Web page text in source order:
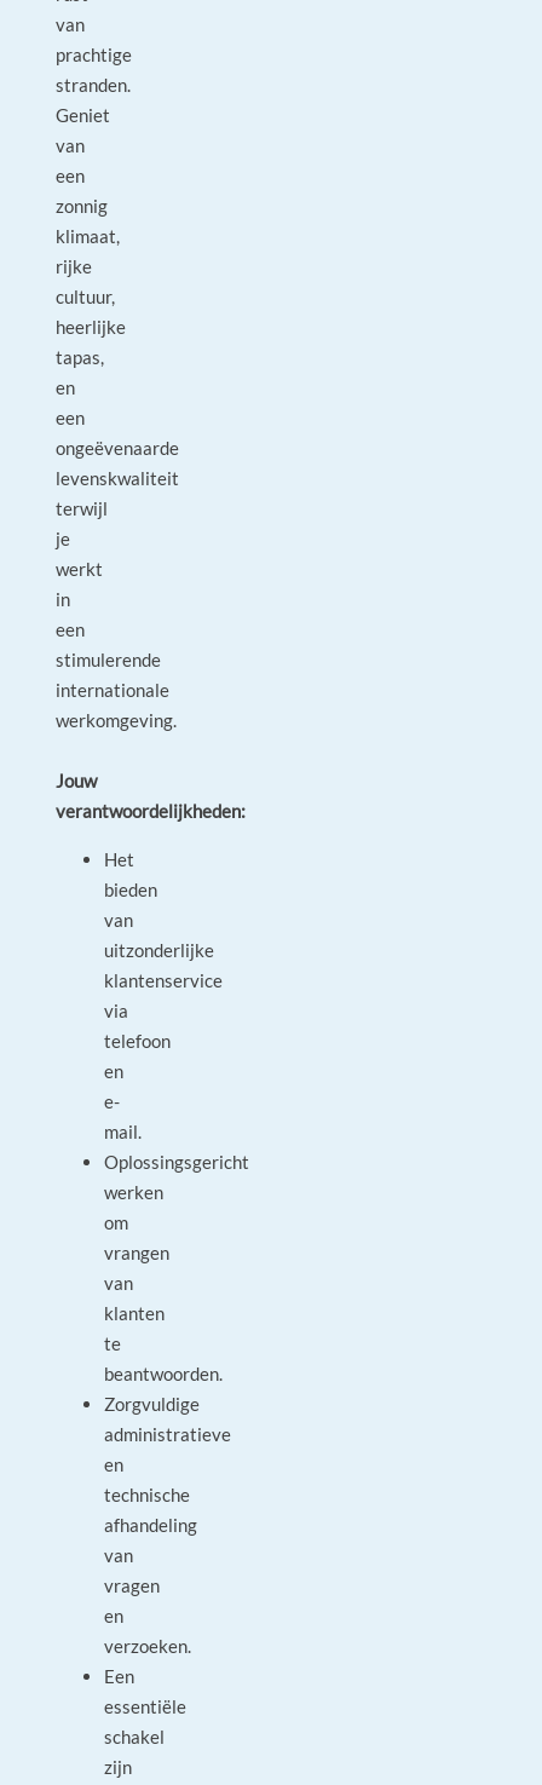
van
prachtige
stranden.
Geniet
van
een
zonnig
klimaat,
rijke
cultuur,
heerlijke
tapas,
en
een
ongeëvenaarde
levenskwaliteit
terwijl
je
werkt
in
een
stimulerende
internationale
werkomgeving.
Jouw
verantwoordelijkheden:
Het
bieden
van
uitzonderlijke
klantenservice
via
telefoon
en
e-
mail.
Oplossingsgericht
werken
om
vrangen
van
klanten
te
beantwoorden.
Zorgvuldige
administratieve
en
technische
afhandeling
van
vragen
en
verzoeken.
Een
essentiële
schakel
zijn